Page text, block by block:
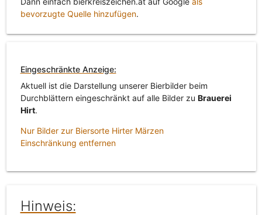
bevorzugte Quelle hinzufügen.
Eingeschränkte Anzeige:
Aktuell ist die Darstellung unserer Bierbilder beim
Durchblättern eingeschränkt auf alle Bilder zu Brauerei
Hirt.
Nur Bilder zur Biersorte Hirter Märzen
Einschränkung entfernen
Hinweis: